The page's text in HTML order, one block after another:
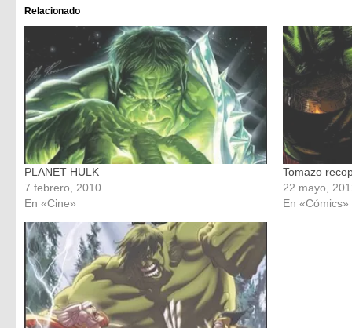
(Se
abre
en
ventana
nueva)
en
una
ventana
nueva)
Relacionado
PLANET HULK
7 febrero, 2010
En «Cine»
Tomazo
22 mayo,
En «Cómics»